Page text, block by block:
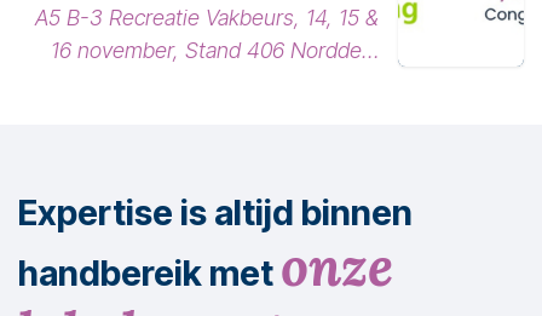
A5 B-3 Recreatie Vakbeurs, 14, 15 &
16 november, Stand 406 Nordde…
Expertise is altijd binnen
handbereik met onze